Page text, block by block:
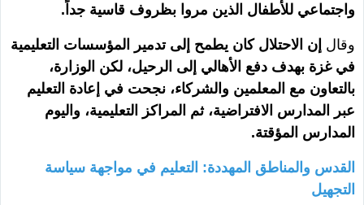
واجتماعي للأطفال الذين مروا بظروف قاسية جداً.
وقال إن الاحتلال كان يطمح إلى تدمير المؤسسات التعليمية
في غزة بهدف دفع الأهالي إلى الرحيل، لكن الوزارة،
بالتعاون مع المعلمين والشركاء، نجحت في إعادة التعليم
عبر المدارس الافتراضية، ثم المراكز التعليمية، واليوم
المدارس المؤقتة.
القدس والمناطق المهددة: التعليم في مواجهة سياسة
التجهيل